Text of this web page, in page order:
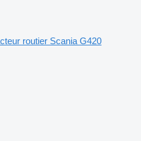
routier Scania G420